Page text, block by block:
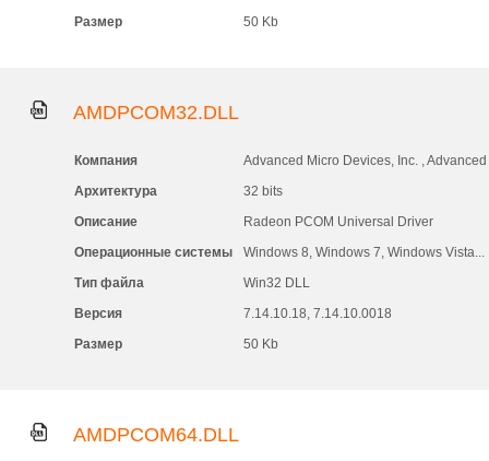
Размер
50 Kb
AMDPCOM32.DLL
Компания
Advanced Micro Devices, Inc. ,
Архитектура
32 bits
Описание
Radeon PCOM Universal Driver
Операционные системы
Windows 8, Windows 7, Windows Vista...
Тип файла
Win32 DLL
Версия
7.14.10.18, 7.14.10.0018
Размер
50 Kb
AMDPCOM64.DLL